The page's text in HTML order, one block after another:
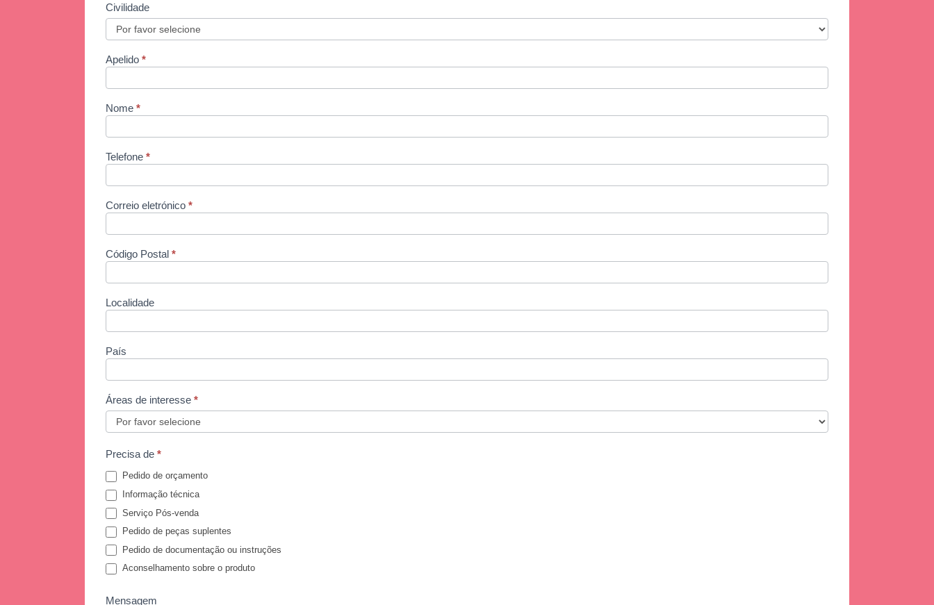
PO -
Trouver
un
revendeur
Civilidade
Apelido *
Nome *
Telefone *
Correio eletrónico *
Código Postal *
Localidade
País
Áreas de interesse *
Precisa de *
Pedido de orçamento
Informação técnica
Serviço Pós-venda
Pedido de peças suplentes
Pedido de documentação ou instruções
Aconselhamento sobre o produto
Mensagem
If
you
are
human,
this
field